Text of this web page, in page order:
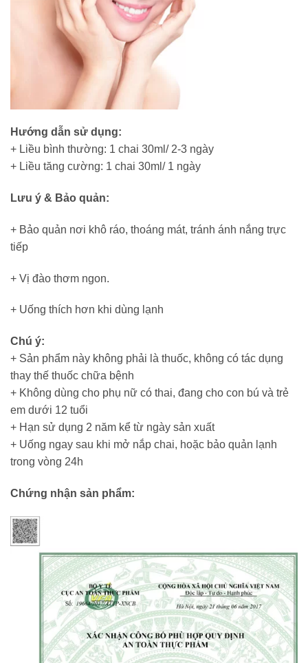
Hướng dẫn sử dụng:
+ Liều bình thường: 1 chai 30ml/ 2-3 ngày
+ Liều tăng cường: 1 chai 30ml/ 1 ngày
Lưu ý & Bảo quản:
+ Bảo quản nơi khô ráo, thoáng mát, tránh ánh nắng trực
tiếp
+ Vị đào thơm ngon.
+ Uống thích hơn khi dùng lạnh
Chú ý:
+ Sản phẩm này không phải là thuốc, không có tác dụng
thay thế thuốc chữa bệnh
+ Không dùng cho phụ nữ có thai, đang cho con bú và trẻ
em dưới 12 tuổi
+ Hạn sử dụng 2 năm kể từ ngày sản xuất
+ Uống ngay sau khi mở nắp chai, hoặc bảo quản lạnh
trong vòng 24h
Chứng nhận sản phẩm: